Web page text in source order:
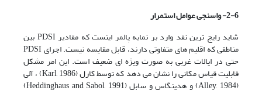
2-6- واسنجی عوامل استمرار
شاید رایج ترین نقد وارد بر نمایه پالمر اینست که مقادیر PDSI بین
مناطقی که اقلیم های متفاوتی دارند، قابل مقایسه نیست. اجرای PDSI
حتی در ایالات غربی به صورت ویژه ای ضعیف است. این امر مشکل
قابلیت قیاس مکانی را نشان می دهد که توسط کارل (Karl, 1986) ، آلی
(Alley, 1984) و هدینگاس و سابل (Heddinghaus and Sabol, 1991)